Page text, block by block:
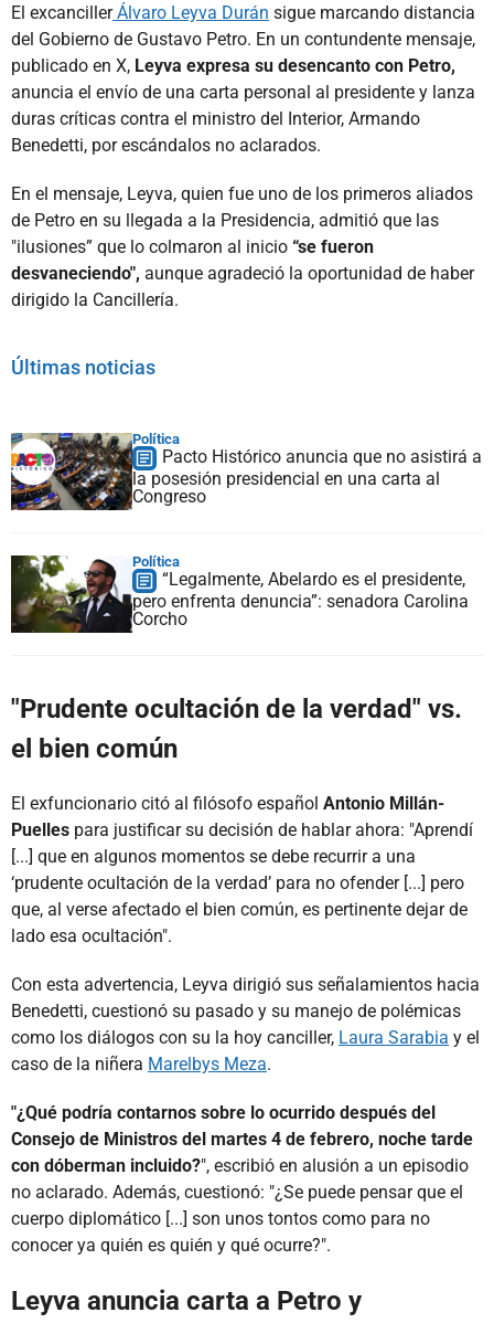
El excancillerÁlvaro Leyva Durán sigue marcando distancia
del Gobierno de Gustavo Petro. En un contundente mensaje,
publicado en X, Leyva expresa su desencanto con Petro,
anuncia el envío de una carta personal al presidente y lanza
duras críticas contra el ministro del Interior, Armando
Benedetti, por escándalos no aclarados.
En el mensaje, Leyva, quien fue uno de los primeros aliados
de Petro en su llegada a la Presidencia, admitió que las
"ilusiones” que lo colmaron al inicio “se fueron
desvaneciendo", aunque agradeció la oportunidad de haber
dirigido la Cancillería.
Últimas noticias
Política
Pacto Histórico anuncia que no asistirá a
la posesión presidencial en una carta al
Congreso
Política
“Legalmente, Abelardo es el presidente,
pero enfrenta denuncia”: senadora Carolina
Corcho
"Prudente ocultación de la verdad" vs.
el bien común
El exfuncionario citó al filósofo español Antonio Millán-
Puelles para justificar su decisión de hablar ahora: "Aprendí
[...] que en algunos momentos se debe recurrir a una
‘prudente ocultación de la verdad’ para no ofender [...] pero
que, al verse afectado el bien común, es pertinente dejar de
lado esa ocultación".
Con esta advertencia, Leyva dirigió sus señalamientos hacia
Benedetti, cuestionó su pasado y su manejo de polémicas
como los diálogos con su la hoy canciller, Laura Sarabia y el
caso de la niñera Marelbys Meza.
"¿Qué podría contarnos sobre lo ocurrido después del
Consejo de Ministros del martes 4 de febrero, noche tarde
con dóberman incluido?", escribió en alusión a un episodio
no aclarado. Además, cuestionó: "¿Se puede pensar que el
cuerpo diplomático [...] son unos tontos como para no
conocer ya quién es quién y qué ocurre?".
Leyva anuncia carta a Petro y